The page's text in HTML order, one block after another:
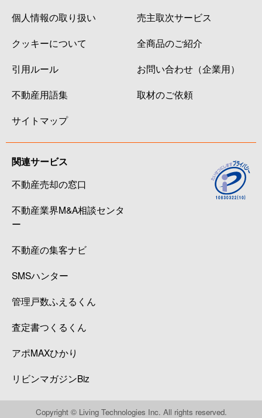
個人情報の取り扱い
クッキーについて
引用ルール
不動産用語集
サイトマップ
売主取次サービス
全商品のご紹介
お問い合わせ（企業用）
取材のご依頼
関連サービス
不動産売却の窓口
不動産業界M&A相談センタ
ー
不動産の集客ナビ
SMSハンター
管理戸数ふえるくん
査定書つくるくん
アポMAXひかり
リビンマガジンBiz
Copyright © Living Technologies Inc. All rights reserved.